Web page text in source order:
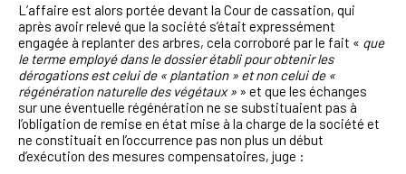
L’affaire est alors portée devant la Cour de cassation, qui
après avoir relevé que la société s’était expressément
engagée à replanter des arbres, cela corroboré par le fait « que
le terme employé dans le dossier établi pour obtenir les
dérogations est celui de « plantation » et non celui de «
régénération naturelle des végétaux » » et que les échanges
sur une éventuelle régénération ne se substituaient pas à
l’obligation de remise en état mise à la charge de la société et
ne constituait en l’occurrence pas non plus un début
d’exécution des mesures compensatoires, juge :